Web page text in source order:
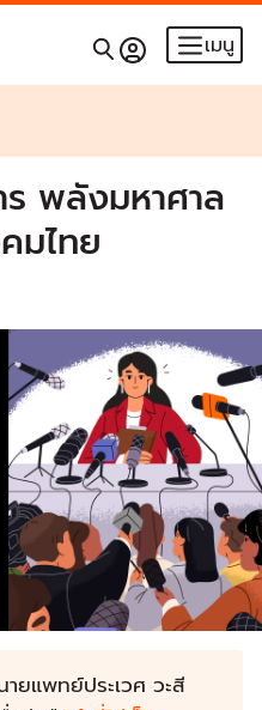
เมนู
ร พลังมหาศาล
มไทย
ยแพทย์ประเวศ วะสี